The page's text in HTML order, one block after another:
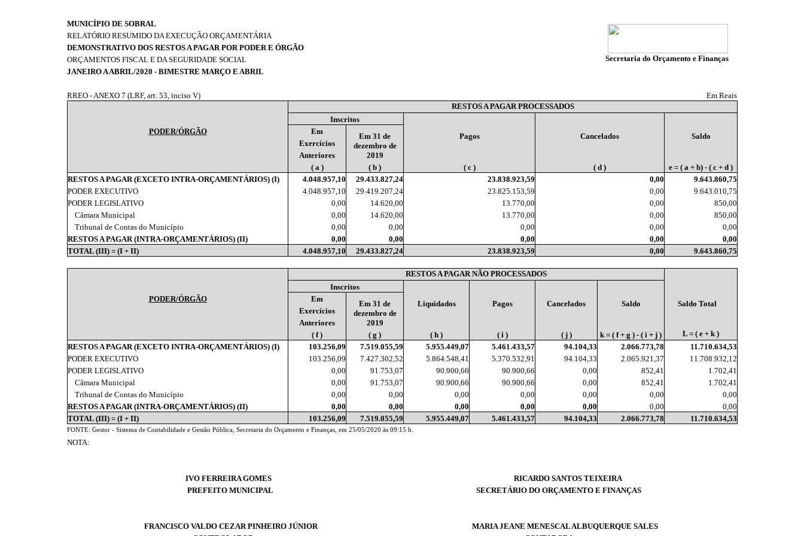
MUNICÍPIO DE SOBRAL
RELATÓRIO RESUMIDO DA EXECUÇÃO ORÇAMENTÁRIA
DEMONSTRATIVO DOS RESTOS A PAGAR POR PODER E ÓRGÃO
ORÇAMENTOS FISCAL E DA SEGURIDADE SOCIAL
Secretaria do Orçamento e Finanças
JANEIRO A ABRIL/2020 - BIMESTRE MARÇO E ABRIL
RREO - ANEXO 7 (LRF, art. 53, inciso V)
Em Reais
RESTOS A PAGAR PROCESSADOS
Inscritos
Pagos
Cancelados Saldo
PODER/ÓRGÃO Em
Em 31 de
dezembro de
2019
Exercícios
Anteriores
( a )
( b ) ( c ) ( d )
e = ( a + b) - ( c + d )
RESTOS A PAGAR (EXCETO INTRA-ORÇAMENTÁRIOS) (I)
4.048.957,10 29.433.827,24 23.838.923,59 0,00
9.643.860,75
PODER EXECUTIVO
4.048.957,10 29.419.207,24 23.825.153,59 0,00
9.643.010,75
PODER LEGISLATIVO
0,00 14.620,00 13.770,00 0,00
850,00
Câmara Municipal
0,00 14.620,00 13.770,00 0,00
850,00
Tribunal de Contas do Município
0,00 0,00 0,00 0,00
0,00
RESTOS A PAGAR (INTRA-ORÇAMENTÁRIOS) (II)
0,00 0,00 0,00 0,00
0,00
TOTAL (III) = (I + II)
4.048.957,10 29.433.827,24 23.838.923,59 0,00 9.643.860,75
RESTOS A PAGAR NÃO PROCESSADOS
Inscritos
Liquidados
Pagos Cancelados Saldo Saldo Total
PODER/ÓRGÃO Em
Em 31 de
dezembro de
2019
Exercícios
Anteriores
( f )
( g ) ( h ) ( i ) ( j ) k = ( f + g ) - ( i + j )
L = ( e + k )
RESTOS A PAGAR (EXCETO INTRA-ORÇAMENTÁRIOS) (I)
103.256,09 7.519.055,59 5.955.449,07 5.461.433,57 94.104,33 2.066.773,78
11.710.634,53
PODER EXECUTIVO
103.256,09 7.427.302,52 5.864.548,41 5.370.532,91 94.104,33 2.065.921,37
11.708.932,12
PODER LEGISLATIVO
0,00 91.753,07 90.900,66 90.900,66 0,00 852,41
1.702,41
Câmara Municipal
0,00 91.753,07 90.900,66 90.900,66 0,00 852,41
1.702,41
Tribunal de Contas do Município
0,00 0,00 0,00 0,00 0,00 0,00
0,00
RESTOS A PAGAR (INTRA-ORÇAMENTÁRIOS) (II)
0,00 0,00 0,00 0,00 0,00 0,00
0,00
TOTAL (III) = (I + II)
103.256,09 7.519.055,59 5.955.449,07 5.461.433,57 94.104,33 2.066.773,78 11.710.634,53
FONTE: Gestor - Sistema de Contabilidade e Gestão Pública, Secretaria do Orçamento e Finanças, em 25/05/2020 às 09:15 h.
NOTA:
IVO FERREIRA GOMES
RICARDO SANTOS TEIXEIRA
PREFEITO MUNICIPAL
SECRETÁRIO DO ORÇAMENTO E FINANÇAS
FRANCISCO VALDO CEZAR PINHEIRO JÚNIOR
MARIA JEANE MENESCAL ALBUQUERQUE SALES